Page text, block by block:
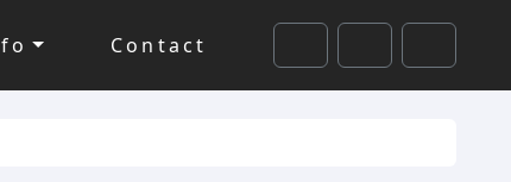
Contact
SearchAccountCart